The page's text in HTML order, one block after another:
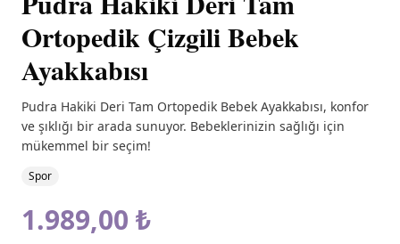
Ortopedik Çizgili Bebek
Ayakkabısı
Pudra Hakiki Deri Tam Ortopedik Bebek Ayakkabısı, konfor
ve şıklığı bir arada sunuyor. Bebeklerinizin sağlığı için
mükemmel bir seçim!
Spor
1.989,00 ₺